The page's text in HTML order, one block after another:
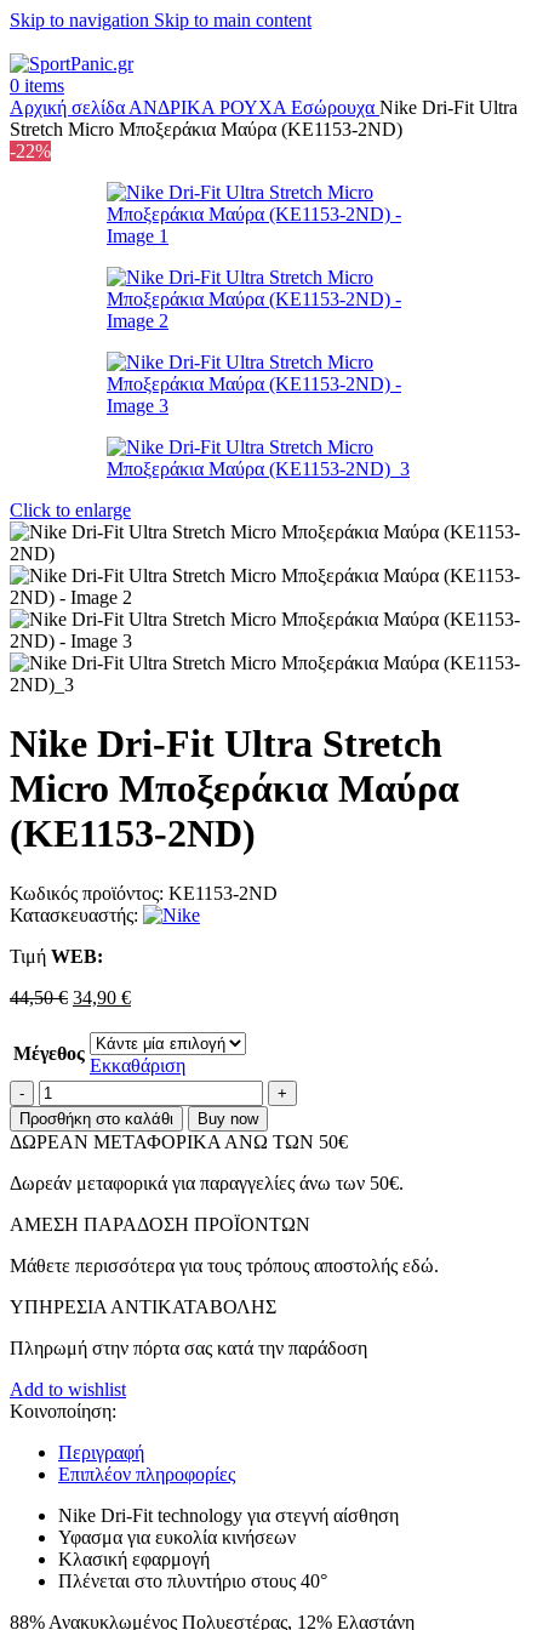
Skip to navigation Skip to main content
0 items
Αρχική σελίδα ΑΝΔΡΙΚΑ ΡΟΥΧΑ Εσώρουχα Nike Dri-Fit Ultra
Stretch Micro Μποξεράκια Μαύρα (KE1153-2ND)
-22%
Click to enlarge
Nike Dri-Fit Ultra Stretch
Micro Μποξεράκια Μαύρα
(KE1153-2ND)
Κωδικός προϊόντος: KE1153-2ND
Κατασκευαστής:
Τιμή WΕΒ:
44,50€ Original
was:
44,50 €.
34,90 €Η
τιμή
είναι:
34,90 €.
Μέγεθος
Εκκαθάριση
Nike
Dri-
Fit
Ultra
Stretch
Micro
Μποξεράκια
(KE1153-
ποσότητα
Προσθήκη στο καλάθι Buy now
ΔΩΡΕΑΝ ΜΕΤΑΦΟΡΙΚΑ ΑΝΩ ΤΩΝ 50€
Δωρεάν μεταφορικά για παραγγελίες άνω των 50€.
ΑMEΣΗ ΠΑΡΑΔΟΣΗ ΠΡΟΪΟΝΤΩΝ
Μάθετε περισσότερα για τους τρόπους αποστολής εδώ.
ΥΠΗΡΕΣΙΑ ΑΝΤΙΚΑΤΑΒΟΛΗΣ
Πληρωμή στην πόρτα σας κατά την παράδοση
Add to wishlist
Κοινοποίηση:
Περιγραφή
Επιπλέον πληροφορίες
Nike Dri-Fit technology για στεγνή αίσθηση
Υφασμα για ευκολία κινήσεων
Κλασική εφαρμογή
Πλένεται στο πλυντήριο στους 40°
88% Ανακυκλωμένος Πολυεστέρας, 12% Ελαστάνη